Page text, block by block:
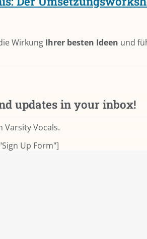
Wirkung Ihrer besten Ideen und
updates in your inbox!
Varsity Vocals.
Up Form"]